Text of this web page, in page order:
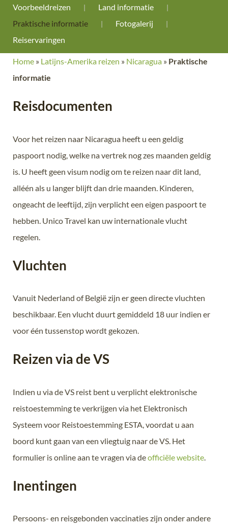
Voorbeeldreizen
Land informatie
Praktische informatie
Fotogalerij
Reiservaringen
Home » Latijns-Amerika reizen » Nicaragua » Praktische
informatie
Reisdocumenten
Voor het reizen naar Nicaragua heeft u een geldig
paspoort nodig, welke na vertrek nog zes maanden geldig
is. U heeft geen visum nodig om te reizen naar dit land,
alléén als u langer blijft dan drie maanden. Kinderen,
ongeacht de leeftijd, zijn verplicht een eigen paspoort te
hebben. Unico Travel kan uw internationale vlucht
regelen.
Vluchten
Vanuit Nederland of België zijn er geen directe vluchten
beschikbaar. Een vlucht duurt gemiddeld 18 uur indien er
voor één tussenstop wordt gekozen.
Reizen via de VS
Indien u via de VS reist bent u verplicht elektronische
reistoestemming te verkrijgen via het Elektronisch
Systeem voor Reistoestemming ESTA, voordat u aan
boord kunt gaan van een vliegtuig naar de VS. Het
formulier is online aan te vragen via deofficiële website
Inentingen
Persoons- en reisgebonden vaccinaties zijn onder andere